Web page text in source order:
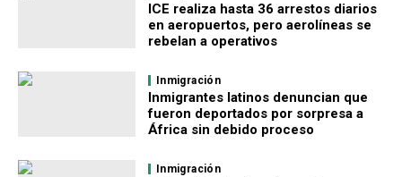
ICE realiza hasta 36 arrestos diarios
en aeropuertos, pero aerolíneas se
rebelan a operativos
Inmigración
Inmigrantes latinos denuncian que
fueron deportados por sorpresa a
África sin debido proceso
Inmigración